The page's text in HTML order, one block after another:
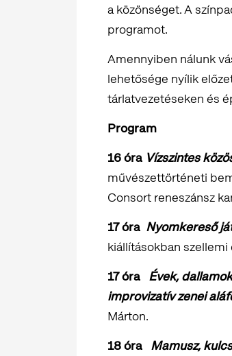
a közönséget. A
programot.
Amennyiben nálunk
lehetősége nyílik
tárlatvezetéseken és
Program
16 óra Vízszintes
művészettörténeti
Consort reneszánsz
17 óra Nyomkereső
kiállításokban
17 óra Évek,
improvizatív zenei
Márton.
18 óra Mamusz,